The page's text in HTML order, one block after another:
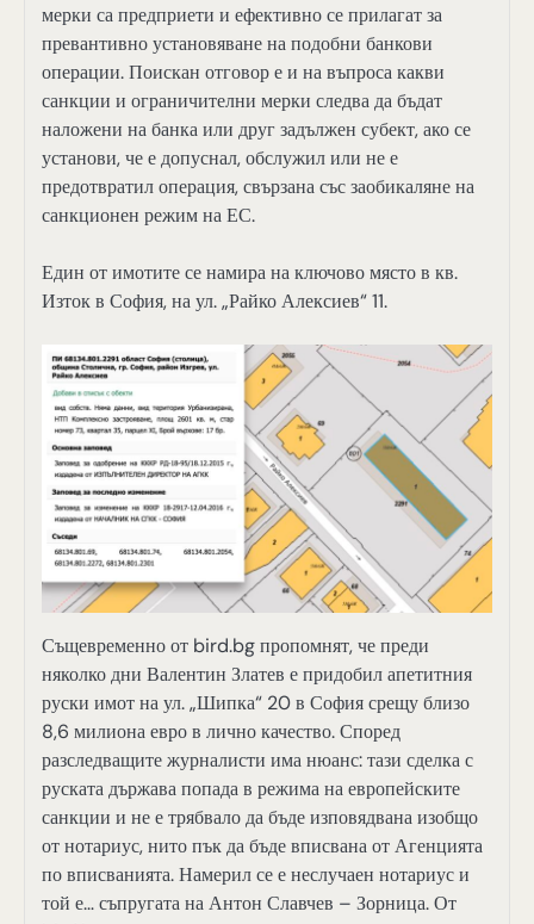
мерки са предприети и ефективно се прилагат за
превантивно установяване на подобни банкови
операции. Поискан отговор е и на въпроса какви
санкции и ограничителни мерки следва да бъдат
наложени на банка или друг задължен субект, ако се
установи, че е допуснал, обслужил или не е
предотвратил операция, свързана със заобикаляне на
санкционен режим на ЕС.
Един от имотите се намира на ключово място в кв.
Изток в София, на ул. „Райко Алексиев“ 11.
Същевременно от bird.bg пропомнят, че преди
няколко дни Валентин Златев е придобил апетитния
руски имот на ул. „Шипка“ 20 в София срещу близо
8,6 милиона евро в лично качество. Според
разследващите журналисти има нюанс: тази сделка с
руската държава попада в режима на европейските
санкции и не е трябвало да бъде изповядвана изобщо
от нотариус, нито пък да бъде вписвана от Агенцията
по вписванията. Намерил се е неслучаен нотариус и
той е… съпругата на Антон Славчев – Зорница. От